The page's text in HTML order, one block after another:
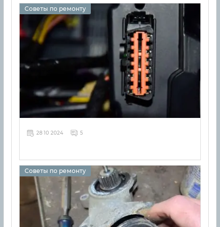
Советы по ремонту
28 10 2024 5
Советы по ремонту